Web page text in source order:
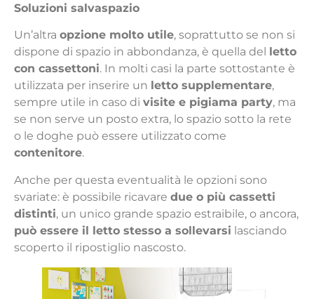
Soluzioni salvaspazio
Un’altra opzione molto utile, soprattutto se non si
dispone di spazio in abbondanza, è quella del
letto
con cassettoni. In molti casi la parte sottostante è
utilizzata per inserire un letto supplementare,
sempre utile in caso di visite e pigiama party, ma
se non serve un posto extra, lo spazio sotto la rete
o le doghe può essere utilizzato come
contenitore.
Anche per questa eventualità le opzioni sono
svariate: è possibile ricavare due o più cassetti
distinti, un unico grande spazio estraibile, o ancora,
può essere il letto stesso a sollevarsi lasciando
scoperto il ripostiglio nascosto.